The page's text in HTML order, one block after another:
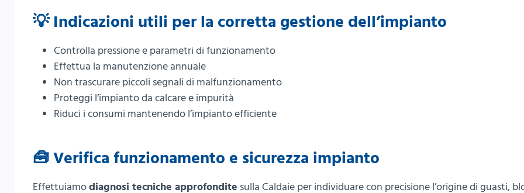
💡 Indicazioni utili per la corretta gestione dell’impianto
Controlla pressione e parametri di funzionamento
Effettua la manutenzione annuale
Non trascurare piccoli segnali di malfunzionamento
Proteggi l’impianto da calcare e impurità
Riduci i consumi mantenendo l’impianto efficiente
🧰 Verifica funzionamento e sicurezza impianto
Effettuiamodiagnosi tecniche approfondite sulla Caldaie per individuare con precisione l’origine di guasti,